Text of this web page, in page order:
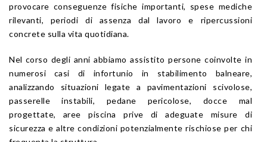
provocare conseguenze fisiche importanti, spese mediche
rilevanti, periodi di assenza dal lavoro e ripercussioni
concrete sulla vita quotidiana.
Nel corso degli anni abbiamo assistito persone coinvolte in
numerosi casi di infortunio in stabilimento balneare,
analizzando situazioni legate a pavimentazioni scivolose,
passerelle instabili, pedane pericolose, docce mal
progettate, aree piscina prive di adeguate misure di
sicurezza e altre condizioni potenzialmente rischiose per chi